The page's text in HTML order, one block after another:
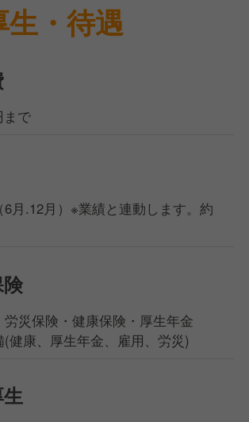
生・待遇
まで
月.12月）※業績と連動します。約
労災保険・健康保険・厚生年金
健康、厚生年金、雇用、労災)